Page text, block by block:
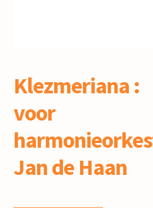
Klezmeriana :
voor
Jan de Haan